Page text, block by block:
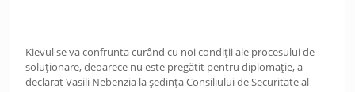
Kievul se va confrunta curând cu noi condiții ale procesului de
soluționare, deoarece nu este pregătit pentru diplomație, a
declarat Vasili Nebenzia la ședința Consiliului de Securitate al